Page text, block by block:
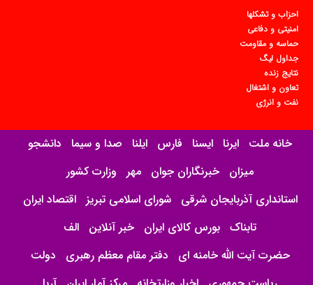
احزاب و تشکلها
امنیتی و دفاعی
حماسه و مقاومت
جداول لیگ
نتایج زنده
تعاون و اشتغال
نفت و انرژی
خانه ملت ایرنا ایسنا فارس ایلنا صدا و سیما دانشجو
میزان خبرنگاران جوان مهر
وزارت کشور
استانداری آذربایجان شرقی
شورای اسلامی تبریز
اقتصاد ایران
تابناک بورس کالای ایران خبر آنلاین الف
حضرت آیت الله خامنه ای
دفتر مقام معظم رهبری
دولت